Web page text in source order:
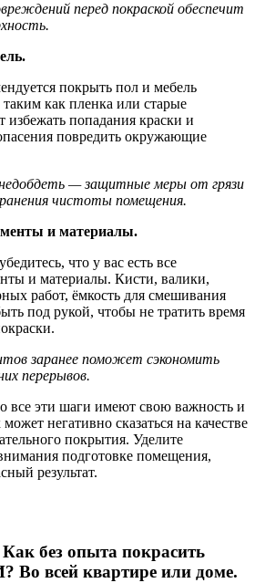
перед покраской обеспечит
покрыть пол и мебель
как пленка или старые
попадания краски и
повредить окружающие
— защитные меры от грязи
чистоты помещения.
и материалы.
что у вас есть все
и материалы. Кисти, валики,
работ, ёмкость для смешивания
под рукой, чтобы не тратить время
заранее поможет сэкономить
перерывов.
все эти шаги имеют свою важность и
негативно сказаться на качестве
покрытия. Уделите
подготовке помещения,
результат.
без опыта покрасить
всей квартире или доме.